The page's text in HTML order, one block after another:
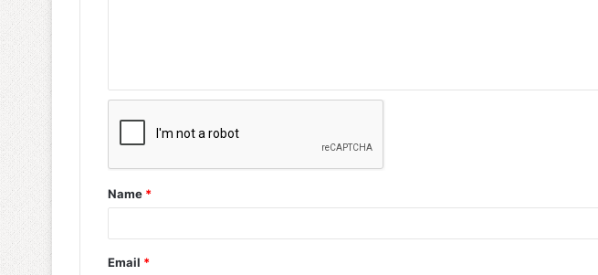
Name *
Email *